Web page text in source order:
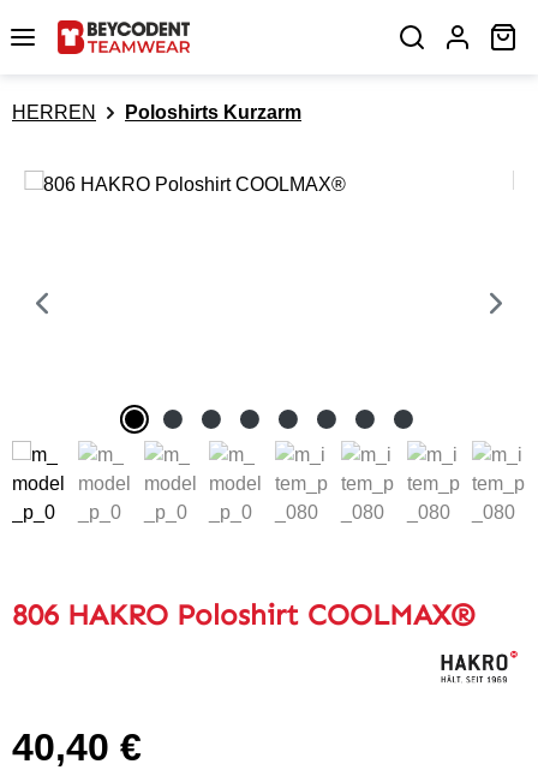
Zum Hauptinhalt springen
HERREN Poloshirts Kurzarm
Bildergalerie überspringen
806 HAKRO Poloshirt COOLMAX®
Regulärer Preis:
40,40 €